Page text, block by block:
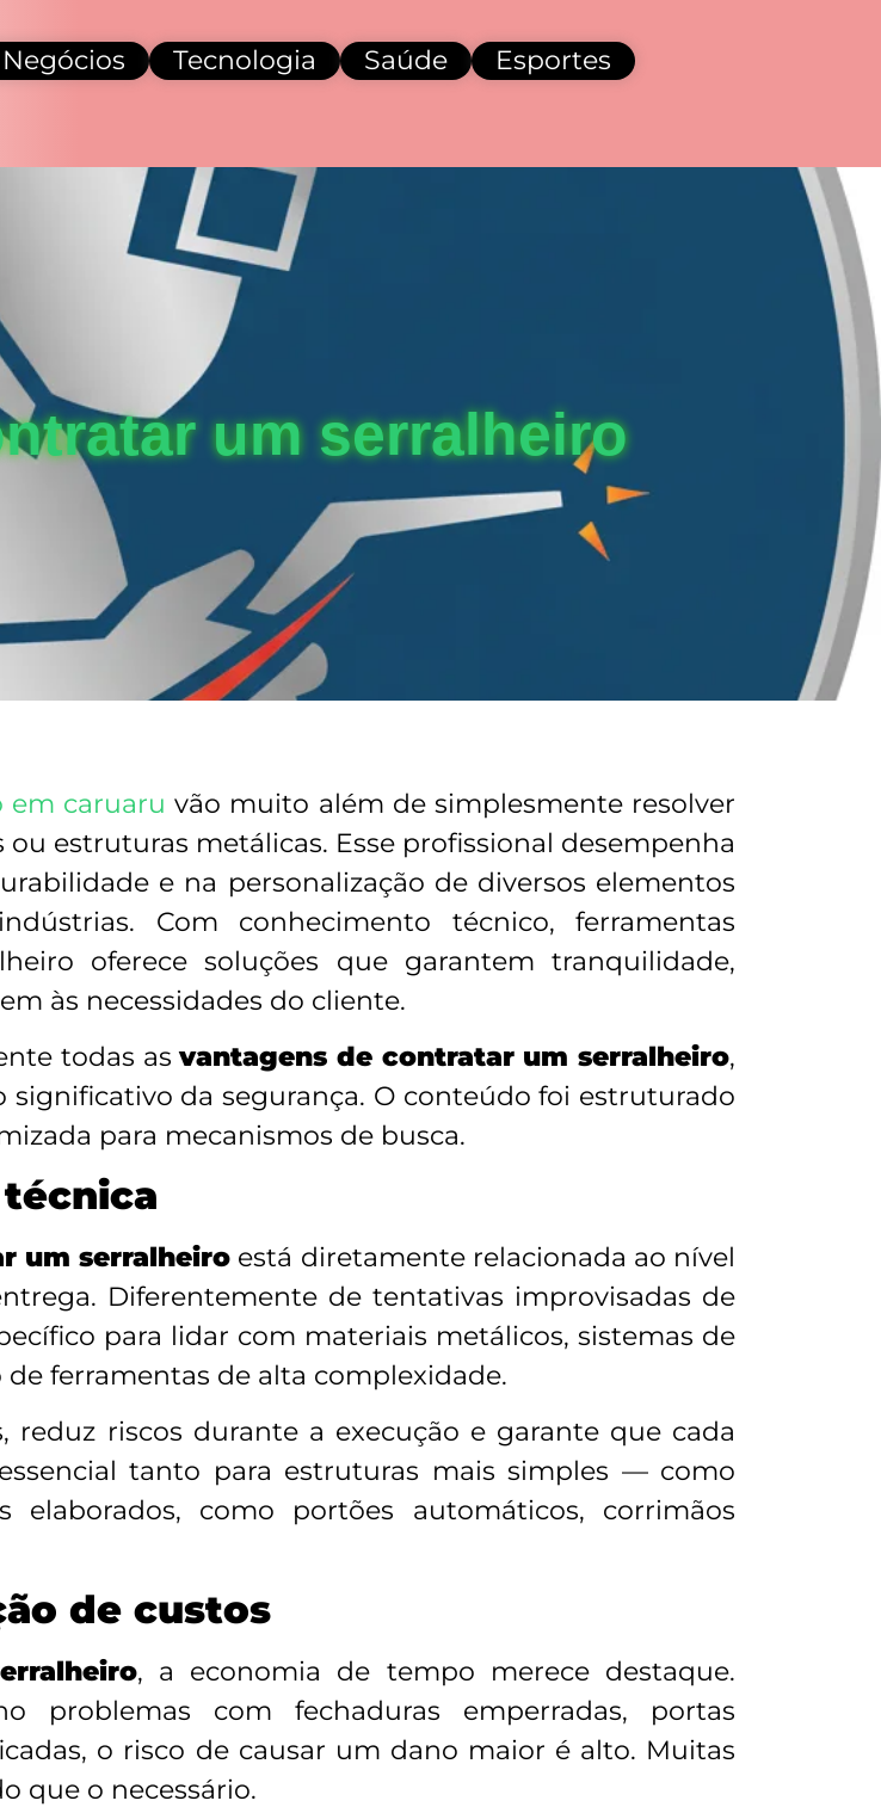
Negócios Tecnologia Saúde Esportes
um serralheiro
em caruaru vão muito além de simplesmente resolver
estruturas metálicas. Esse profissional desempenha
e na personalização de diversos elementos
Com conhecimento técnico, ferramentas
oferece soluções que garantem tranquilidade,
às necessidades do cliente.
todas asvantagens de contratar um serralheiro,
da segurança. O conteúdo foi estruturado
para mecanismos de busca.
um serralheiro está diretamente relacionada ao nível
Diferentemente de tentativas improvisadas de
para lidar com materiais metálicos, sistemas de
ferramentas de alta complexidade.
reduz riscos durante a execução e garante que cada
tanto para estruturas mais simples — como
como portões automáticos, corrimãos
de custos
, a economia de tempo merece destaque.
problemas com fechaduras emperradas, portas
o risco de causar um dano maior é alto. Muitas
que o necessário.